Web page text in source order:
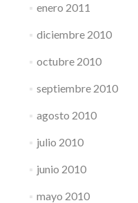
enero 2011
diciembre 2010
octubre 2010
septiembre 2010
agosto 2010
julio 2010
junio 2010
mayo 2010